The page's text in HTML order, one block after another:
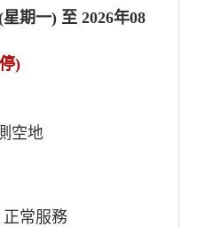
期一) 至 2026年08
)
空地
正常服務